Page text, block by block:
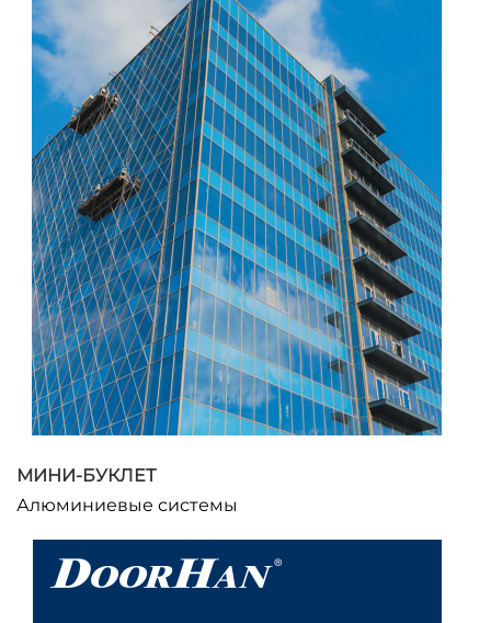
МИНИ-БУКЛЕТ
Алюминиевые системы